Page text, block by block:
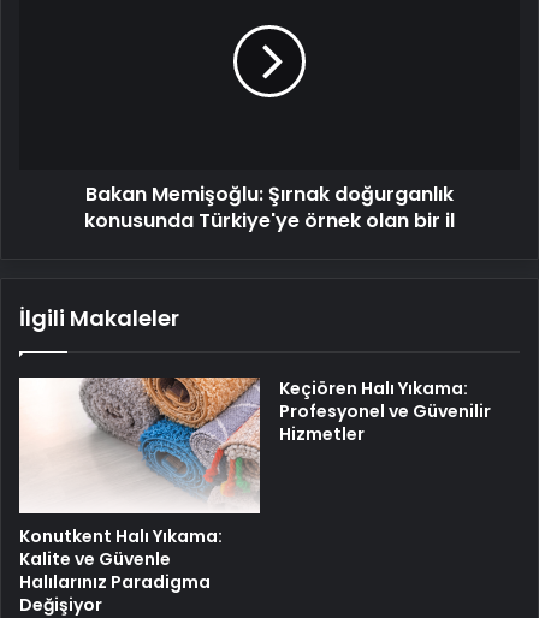
Bakan Memişoğlu: Şırnak doğurganlık
konusunda Türkiye'ye örnek olan bir il
İlgili Makaleler
Konutkent Halı Yıkama:
Kalite ve Güvenle
Halılarınız Paradigma
Değişiyor
Keçiören Halı Yıkama:
Profesyonel ve Güvenilir
Hizmetler